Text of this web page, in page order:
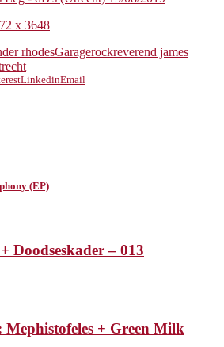
rhodesGaragerockreverend james
LinkedinEmail
(EP)
– 013
Mephistofeles + Green Milk